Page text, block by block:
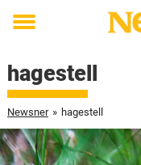
Toggle
hagestell
Newsner » hagestell